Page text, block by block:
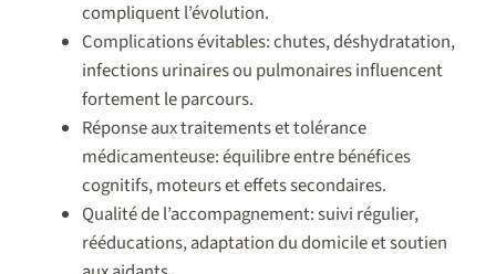
compliquent l’évolution.
Complications évitables: chutes, déshydratation,
infections urinaires ou pulmonaires influencent
fortement le parcours.
Réponse aux traitements et tolérance
médicamenteuse: équilibre entre bénéfices
cognitifs, moteurs et effets secondaires.
Qualité de l’accompagnement: suivi régulier,
rééducations, adaptation du domicile et soutien